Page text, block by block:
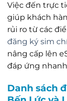
Việc đến trực
giúp khách
rủi ro từ các
đăng ký sim
nâng cấp lên
đáp ứng
Danh sách